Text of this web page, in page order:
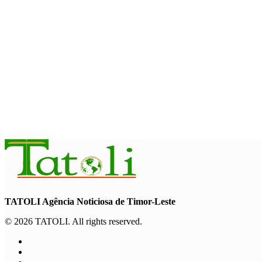
TATOLI Agência Noticiosa de Timor-Leste
© 2026 TATOLI. All rights reserved.